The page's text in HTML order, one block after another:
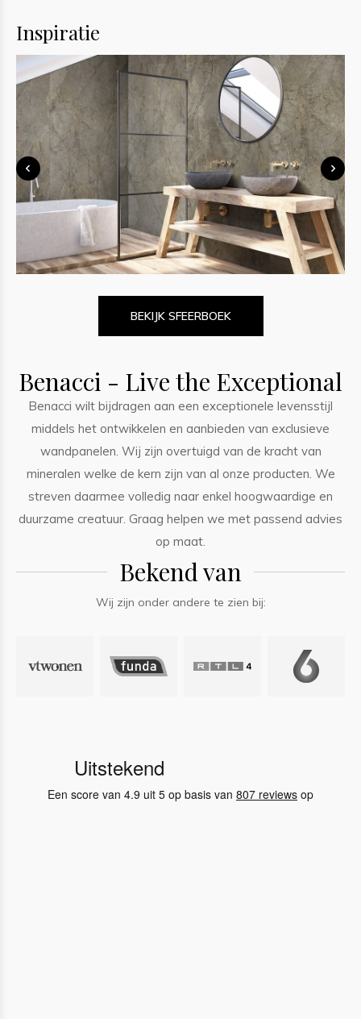
Inspiratie
BEKIJK SFEERBOEK
Benacci - Live the Exceptional
Benacci wilt bijdragen aan een exceptionele levensstijl
middels het ontwikkelen en aanbieden van exclusieve
wandpanelen. Wij zijn overtuigd van de kracht van
mineralen welke de kern zijn van al onze producten. We
streven daarmee volledig naar enkel hoogwaardige en
duurzame creatuur. Graag helpen we met passend advies
op maat.
Bekend van
Wij zijn onder andere te zien bij: